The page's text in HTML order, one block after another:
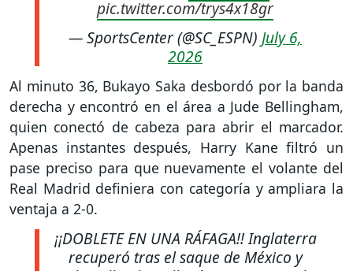
pic.twitter.com/trys4x18gr
— SportsCenter (@SC_ESPN) July 6,
2026
Al minuto 36, Bukayo Saka desbordó por la banda
derecha y encontró en el área a Jude Bellingham,
quien conectó de cabeza para abrir el marcador.
Apenas instantes después, Harry Kane filtró un
pase preciso para que nuevamente el volante del
Real Madrid definiera con categoría y ampliara la
ventaja a 2-0.
¡¡DOBLETE EN UNA RÁFAGA!! Inglaterra
recuperó tras el saque de México y